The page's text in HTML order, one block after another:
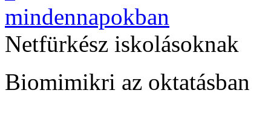
Netfürkész iskolásoknak
Biomimikri az oktatásban